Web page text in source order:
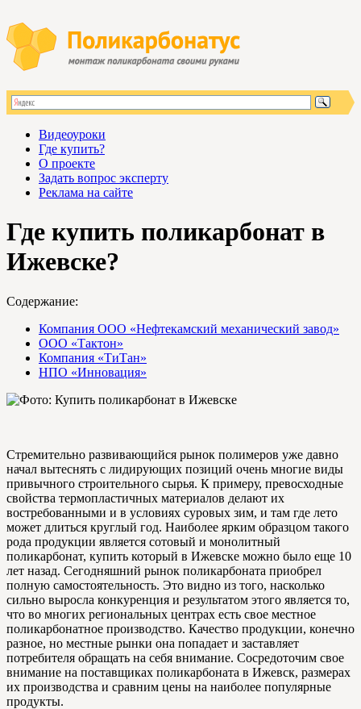
Видеоуроки
Где купить?
О проекте
Задать вопрос эксперту
Реклама на сайте
Где купить поликарбонат в
Ижевске?
Содержание:
Компания ООО «Нефтекамский механический завод»
ООО «Тактон»
Компания «ТиТан»
НПО «Инновация»
Стремительно развивающийся рынок полимеров уже давно
начал вытеснять с лидирующих позиций очень многие виды
привычного строительного сырья. К примеру, превосходные
свойства термопластичных материалов делают их
востребованными и в условиях суровых зим, и там где лето
может длиться круглый год. Наиболее ярким образцом такого
рода продукции является сотовый и монолитный
поликарбонат, купить который в Ижевске можно было еще 10
лет назад. Сегодняшний рынок поликарбоната приобрел
полную самостоятельность. Это видно из того, насколько
сильно выросла конкуренция и результатом этого является то,
что во многих региональных центрах есть свое местное
поликарбонатное производство. Качество продукции, конечно
разное, но местные рынки она попадает и заставляет
потребителя обращать на себя внимание. Сосредоточим свое
внимание на поставщиках поликарбоната в Ижевск, размерах
их производства и сравним цены на наиболее популярные
продукты.